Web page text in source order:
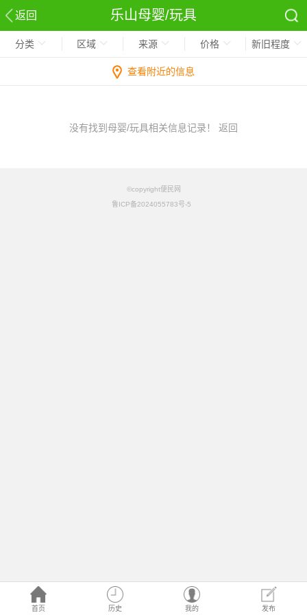
返回 乐山母婴/玩具
首页 历史 我的 发布
分类 区域 来源 价格 新旧程度
查看附近的信息
没有找到母婴/玩具相关信息记录！ 返回
©copyright便民网
鲁ICP备2024055783号-5